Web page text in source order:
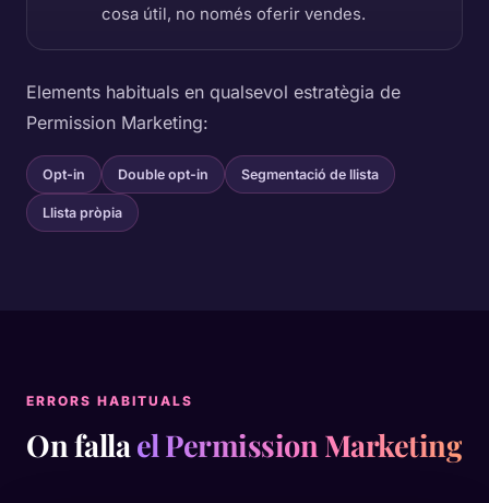
cosa útil, no només oferir vendes.
Elements habituals en qualsevol estratègia de
Permission Marketing:
Opt-in Double opt-in Segmentació de llista
Llista pròpia
ERRORS HABITUALS
On fallael Permission Marketing